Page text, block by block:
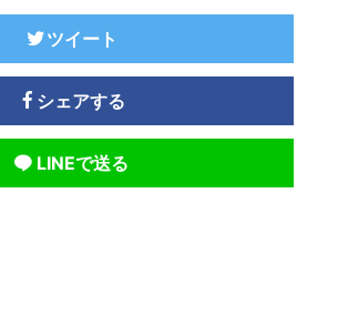
ツイート
シェアする
LINEで送る